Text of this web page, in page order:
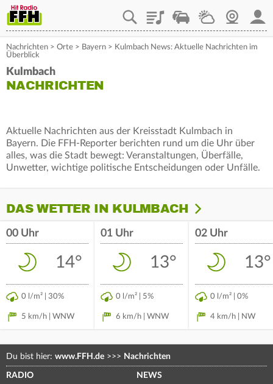
PlaylistStaupilotWetterWebcam
Nachrichten > Orte > Bayern > Kulmbach News: Aktuelle Nachrichten im
Überblick
Kulmbach
NACHRICHTEN
Aktuelle Nachrichten aus der Kreisstadt Kulmbach in
Bayern. Die FFH-Reporter berichten rund um die Uhr über
alles, was die Stadt bewegt: Veranstaltungen, Überfälle,
Unwetter, wichtige politische Entscheidungen oder Unfälle.
DAS WETTER IN KULMBACH
00 Uhr
14°
0 l/m² | 30%
5 km/h | WNW
01 Uhr
13°
0 l/m² | 5%
6 km/h | WNW
02 Uhr
13°
0 l/m² | 0%
4 km/h | NW
Du bist hier: www.FFH.de >>> Nachrichten
RADIO NEWS